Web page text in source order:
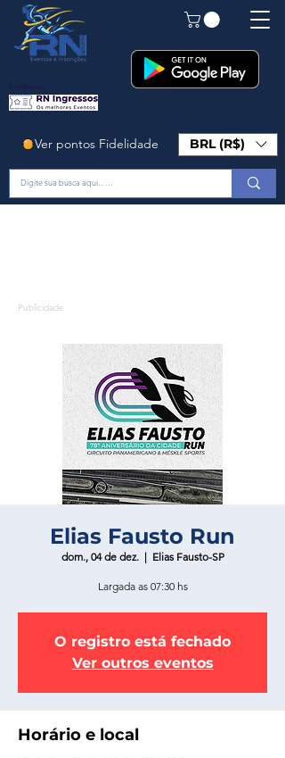
Em Breve!
Ver pontos Fidelidade BRL (R$)
Publicidade
Elias Fausto Run
dom., 04 de dez.
  |
Elias Fausto-SP
Largada as 07:30 hs
O registro está fechado
Ver outros eventos
Horário e local